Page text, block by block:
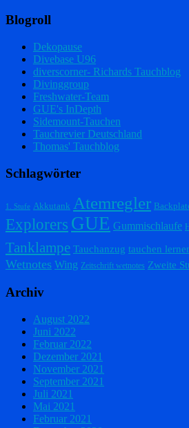
Blogroll
Dekopause
Divebase U96
diverscorner- Richards Tauchblog
Divinggroup
Freshwater-Team
GUE's InDepth
Sidemount-Tauchen
Tauchrevier Deutschland
Thomas' Tauchblog
Schlagwörter
1. Stufe Akkutank Atemregler
Explorers GUE Gummischlaufe
Tanklampe Tauchanzug tauchen
Wetnotes Wing Zeitschrift wetnotes Zweite
Archiv
August 2022
Juni 2022
Februar 2022
Dezember 2021
November 2021
September 2021
Juli 2021
Mai 2021
Februar 2021